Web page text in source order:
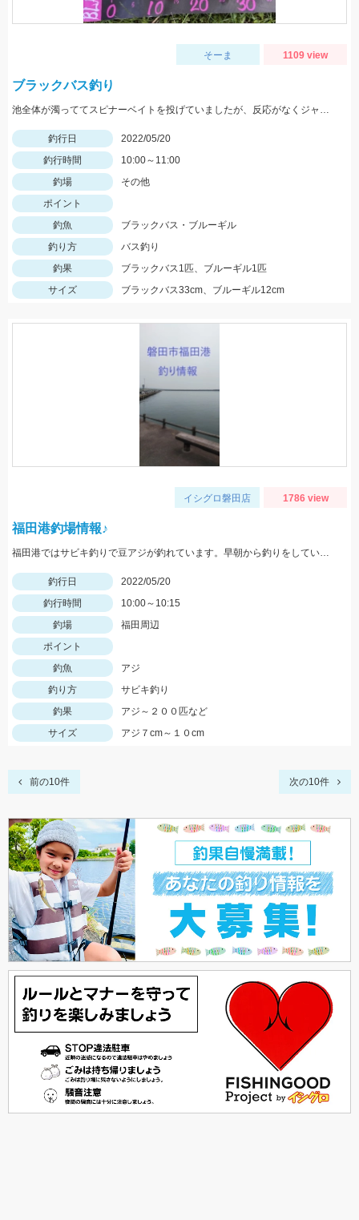
そーま 1109 view
ブラックバス釣り
池全体が濁っててスピナーベイトを投げていましたが、反応がなくジャッカルRVバグ1.5を投げると一投目でヒット！
釣行日
2022/05/20
釣行時間
10:00～11:00
釣場
その他
ポイント
釣魚
ブラックバス・ブルーギル
釣り方
バス釣り
釣果
ブラックバス1匹、ブルーギル1匹
サイズ
ブラックバス33cm、ブルーギル12cm
イシグロ磐田店 1786 view
福田港釣場情報♪
福田港ではサビキ釣りで豆アジが釣れています。早朝から釣りをしている方で２００匹以上釣っている方もいらっしゃいました。
釣行日
2022/05/20
釣行時間
10:00～10:15
釣場
福田周辺
ポイント
釣魚
アジ
釣り方
サビキ釣り
釣果
アジ～２００匹など
サイズ
アジ７cm～１０cm
前の10件 次の10件